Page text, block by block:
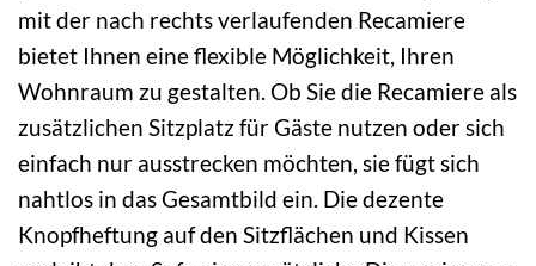
mit der nach rechts verlaufenden Recamiere
bietet Ihnen eine flexible Möglichkeit, Ihren
Wohnraum zu gestalten. Ob Sie die Recamiere als
zusätzlichen Sitzplatz für Gäste nutzen oder sich
einfach nur ausstrecken möchten, sie fügt sich
nahtlos in das Gesamtbild ein. Die dezente
Knopfheftung auf den Sitzflächen und Kissen